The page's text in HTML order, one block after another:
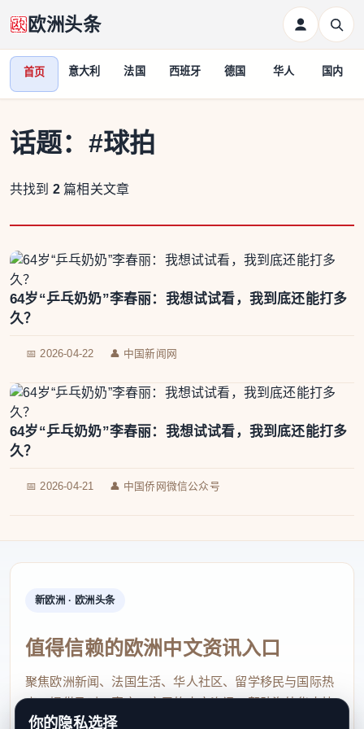
欧洲头条
首页 意大利 法国 西班牙 德国 华人 国内
话题： #球拍
共找到 2 篇相关文章
64岁“乒乓奶奶”李春丽：我想试试看，我到底还能打多
久？
📅 2026-04-22 👤 中国新闻网
64岁“乒乓奶奶”李春丽：我想试试看，我到底还能打多
久？
📅 2026-04-21 👤 中国侨网微信公众号
新欧洲 · 欧洲头条
值得信赖的欧洲中文资讯入口
聚焦欧洲新闻、法国生活、华人社区、留学移民与国际热
点，提供及时、真实、实用的中文资讯，帮助海外华人快
速了解欧洲动态。
你的隐私选择